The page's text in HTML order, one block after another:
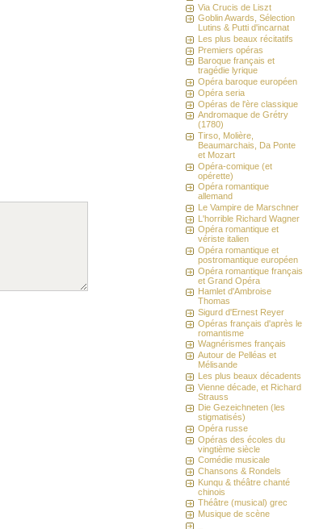
Via Crucis de Liszt
Goblin Awards, Sélection
Lutins & Putti d'incarnat
Les plus beaux récitatifs
Premiers opéras
Baroque français et
tragédie lyrique
Opéra baroque européen
Opéra seria
Opéras de l'ère classique
Andromaque de Grétry
(1780)
Tirso, Molière,
Beaumarchais, Da Ponte
et Mozart
Opéra-comique (et
opérette)
Opéra romantique
allemand
Le Vampire de Marschner
L'horrible Richard Wagner
Opéra romantique et
vériste italien
Opéra romantique et
postromantique européen
Opéra romantique français
et Grand Opéra
Hamlet d'Ambroise
Thomas
Sigurd d'Ernest Reyer
Opéras français d'après le
romantisme
Wagnérismes français
Autour de Pelléas et
Mélisande
Les plus beaux décadents
Vienne décade, et Richard
Strauss
Die Gezeichneten (les
stigmatisés)
Opéra russe
Opéras des écoles du
vingtième siècle
Comédie musicale
Chansons & Rondels
Kunqu & théâtre chanté
chinois
Théâtre (musical) grec
Musique de scène